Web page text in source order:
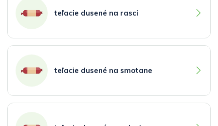
teľacie dusené na rasci
teľacie dusené na smotane